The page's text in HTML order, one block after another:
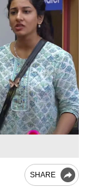
SHARE